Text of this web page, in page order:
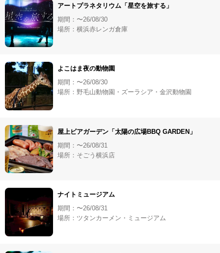
アートプラネタリウム「星空を旅する」
期間：〜26/08/30
場所：横浜赤レンガ倉庫
よこはま夜の動物園
期間：〜26/08/30
場所：野毛山動物園・ズーラシア・金沢動物園
屋上ビアガーデン「太陽の広場BBQ GARDEN」
期間：〜26/08/31
場所：そごう横浜店
ナイトミュージアム
期間：〜26/08/31
場所：ツタンカーメン・ミュージアム